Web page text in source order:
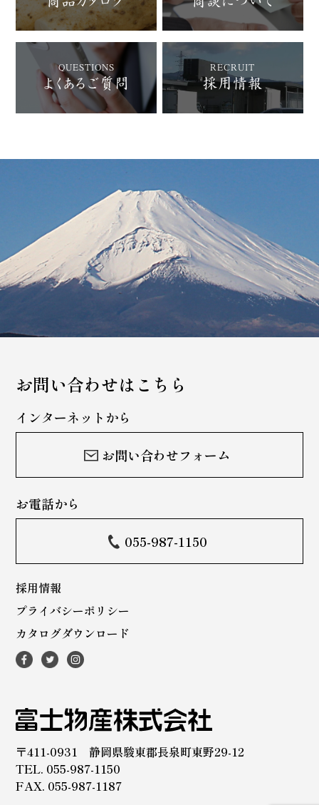
QUESTIONS
よくあるご質問
RECRUIT
採用情報
〒411-0931 静岡県駿東郡長泉町東野29-12
TEL. 055-987-1150
FAX. 055-987-1187
お問い合わせはこちら
インターネットから
お問い合わせフォーム
お電話から
055-987-1150
採用情報
プライバシーポリシー
カタログダウンロード